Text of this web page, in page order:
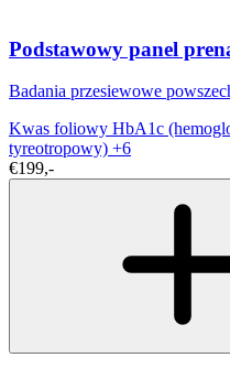
Podstawowy panel
Badania przesiewowe
Kwas foliowy HbA1c
tyreotropowy) +6
€199,-